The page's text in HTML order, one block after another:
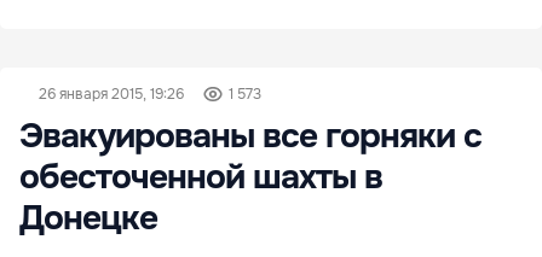
26 января 2015, 19:26 1 573
Эвакуированы все горняки с
обесточенной шахты в
Донецке